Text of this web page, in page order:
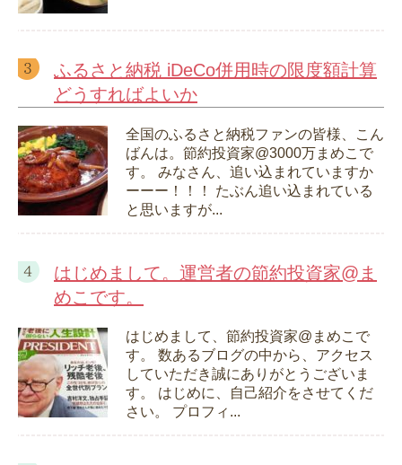
ふるさと納税 iDeCo併用時の限度額計算
どうすればよいか
全国のふるさと納税ファンの皆様、こん
ばんは。節約投資家@3000万まめこで
す。 みなさん、追い込まれていますか
ーーー！！！ たぶん追い込まれている
と思いますが...
はじめまして。運営者の節約投資家@ま
めこです。
はじめまして、節約投資家@まめこで
す。 数あるブログの中から、アクセス
していただき誠にありがとうございま
す。 はじめに、自己紹介をさせてくだ
さい。 プロフィ...